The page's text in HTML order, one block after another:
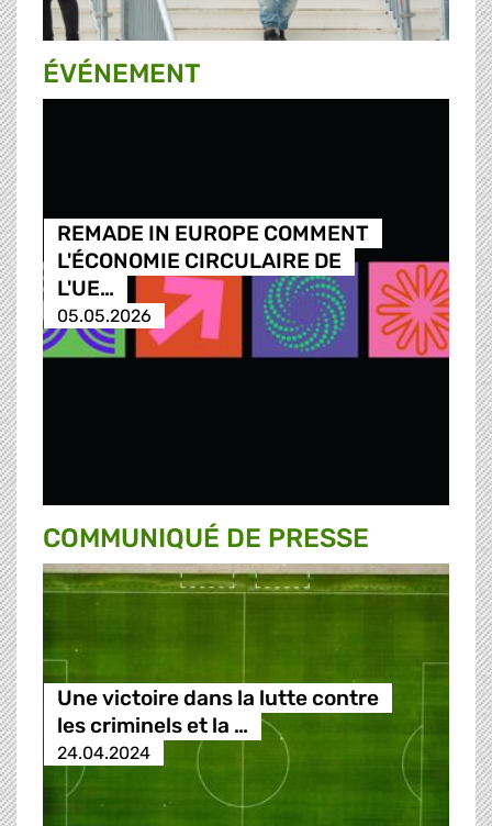
ÉVÉNEMENT
REMADE IN EUROPE COMMENT
L'ÉCONOMIE CIRCULAIRE DE
L'UE…
05.05.2026
COMMUNIQUÉ DE PRESSE
Une victoire dans la lutte contre
les criminels et la …
24.04.2024